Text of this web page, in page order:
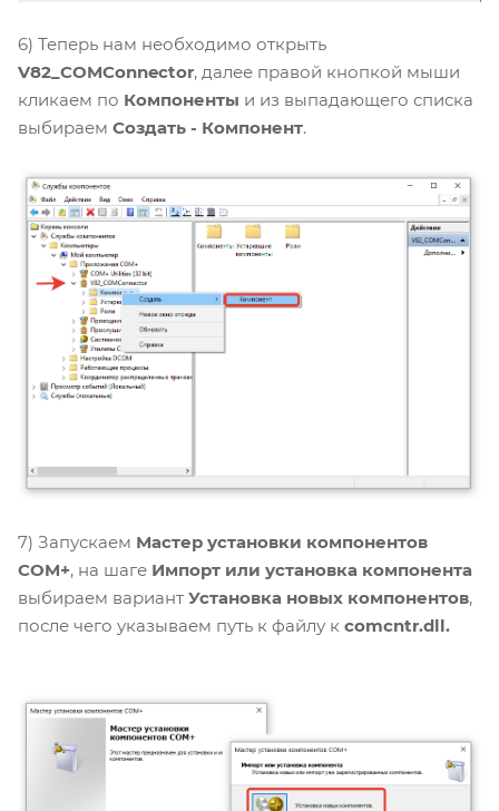
6) Теперь нам необходимо открыть
V82_COMConnector, далее правой кнопкой мыши
кликаем по Компоненты и из выпадающего списка
выбираем Создать - Компонент.
7) Запускаем Мастер установки компонентов
COM+, на шаге Импорт или установка компонента
выбираем вариант Установка новых компонентов,
после чего указываем путь к файлу к comcntr.dll.